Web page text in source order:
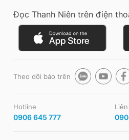
Đọc Thanh Niên trên điện
Theo dõi báo trên
Hotline
0906 645 777